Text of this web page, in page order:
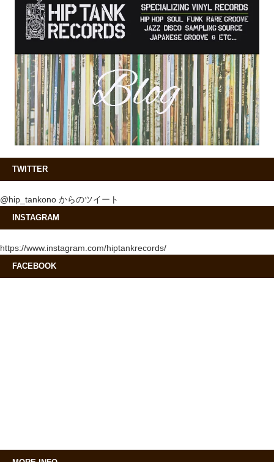
TWITTER
@hip_tankono からのツイート
INSTAGRAM
https://www.instagram.com/hiptankrecords/
FACEBOOK